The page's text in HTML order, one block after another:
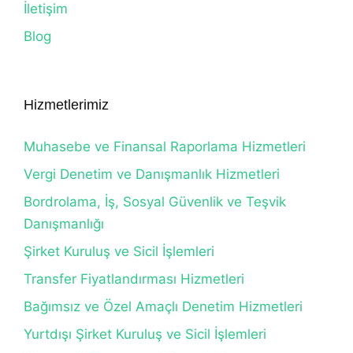
İletişim
Blog
Hizmetlerimiz
Muhasebe ve Finansal Raporlama Hizmetleri
Vergi Denetim ve Danışmanlık Hizmetleri
Bordrolama, İş, Sosyal Güvenlik ve Teşvik
Danışmanlığı
Şirket Kuruluş ve Sicil İşlemleri
Transfer Fiyatlandırması Hizmetleri
Bağımsız ve Özel Amaçlı Denetim Hizmetleri
Yurtdışı Şirket Kuruluş ve Sicil İşlemleri